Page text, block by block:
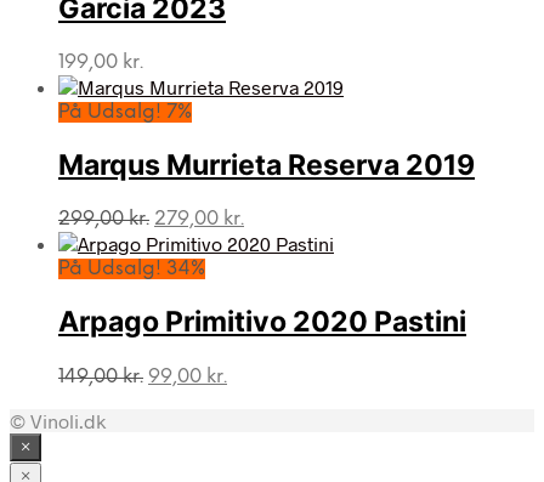
Garcia 2023
199,00 kr.
På Udsalg! 7%
Marqus Murrieta Reserva 2019
299,00kr. Den
oprindelige
pris
299,00 kr..
279,00 kr.
aktuelle
279,00 kr..
På Udsalg! 34%
Arpago Primitivo 2020 Pastini
149,00kr. Den
99,00 kr.
© Vinoli.dk
×
×